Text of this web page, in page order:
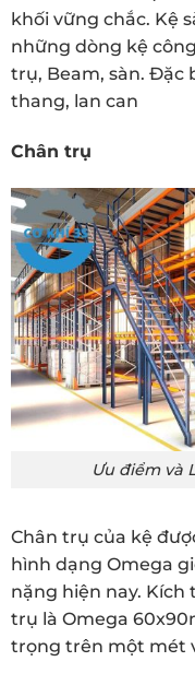
khối vững chắc. Kệ
những dòng kệ
trụ, Beam, sàn. Đặc
thang, lan can
Chân trụ
Ưu điểm và
Chân trụ của kệ
hình dạng Omega
nặng hiện nay.
trụ là Omega
trọng trên một mét